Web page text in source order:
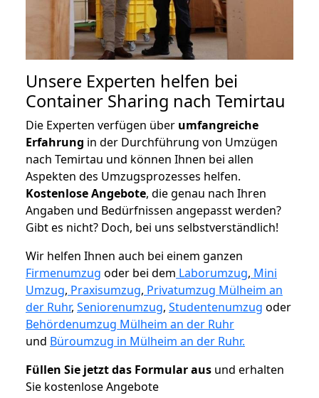
Unsere Experten helfen bei
Container Sharing nach Temirtau
Die Experten verfügen über umfangreiche
Erfahrung in der Durchführung von Umzügen
nach Temirtau und können Ihnen bei allen
Aspekten des Umzugsprozesses helfen.
Kostenlose Angebote, die genau nach Ihren
Angaben und Bedürfnissen angepasst werden?
Gibt es nicht? Doch, bei uns selbstverständlich!
Wir helfen Ihnen auch bei einem ganzen
Firmenumzug oder bei dem Laborumzug, Mini
Umzug, Praxisumzug, Privatumzug Mülheim an
der Ruhr, Seniorenumzug, Studentenumzug oder
Behördenumzug Mülheim an der Ruhr
und Büroumzug in Mülheim an der Ruhr.
Füllen Sie jetzt das Formular aus und erhalten
Sie kostenlose Angebote